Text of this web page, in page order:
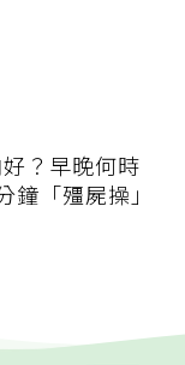
？早晚何時
「殭屍操」